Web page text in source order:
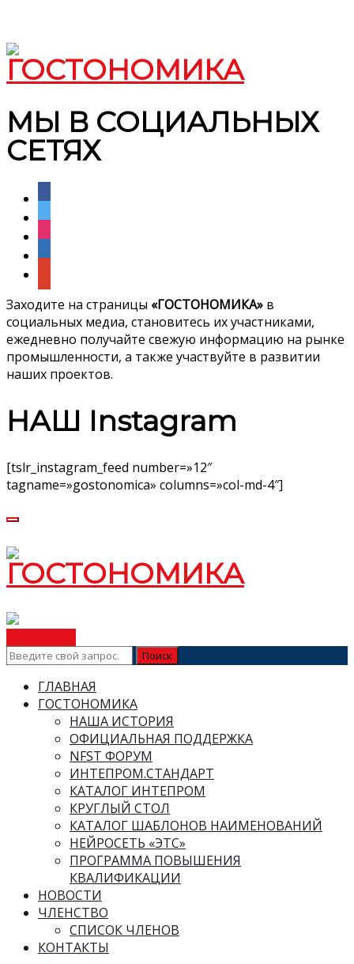
МЫ В СОЦИАЛЬНЫХ
СЕТЯХ
Заходите на страницы «ГОСТОНОМИКА» в
социальных медиа, становитесь их участниками,
ежедневно получайте свежую информацию на рынке
промышленности, а также участвуйте в развитии
наших проектов.
НАШ Instagram
[tslr_instagram_feed number=»12″
tagname=»gostonomica» columns=»col-md-4″]
ГЛАВНАЯ
ГОСТОНОМИКА
НАША ИСТОРИЯ
ОФИЦИАЛЬНАЯ ПОДДЕРЖКА
NFST ФОРУМ
ИНТЕПРОМ.СТАНДАРТ
КАТАЛОГ ИНТЕПРОМ
КРУГЛЫЙ СТОЛ
КАТАЛОГ ШАБЛОНОВ НАИМЕНОВАНИЙ
НЕЙРОСЕТЬ «ЭТС»
ПРОГРАММА ПОВЫШЕНИЯ
КВАЛИФИКАЦИИ
НОВОСТИ
ЧЛЕНСТВО
СПИСОК ЧЛЕНОВ
КОНТАКТЫ